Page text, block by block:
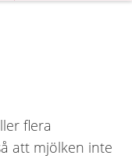
flera
att mjölken inte